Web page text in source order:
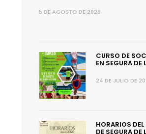
5 DE AGOSTO DE 2026
CURSO DE
EN SEGURA DE
24 DE JULIO DE
HORARIOS
DE SEGURA DE